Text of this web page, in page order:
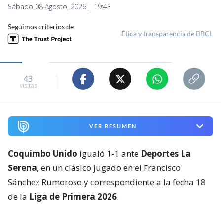
Sábado 08 Agosto, 2026 | 19:43
Seguimos criterios de
Ética y transparencia de BBCL
43
visitas
VER RESUMEN
Coquimbo Unido igualó 1-1 ante Deportes La
Serena, en un clásico jugado en el Francisco
Sánchez Rumoroso y correspondiente a la fecha 18
de la Liga de Primera 2026.